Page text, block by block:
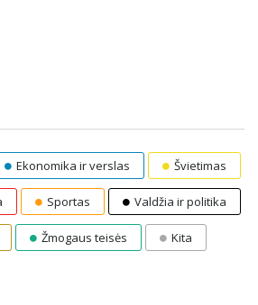
Ekonomika ir verslas Švietimas
Sportas Valdžia ir politika
Žmogaus teisės Kita